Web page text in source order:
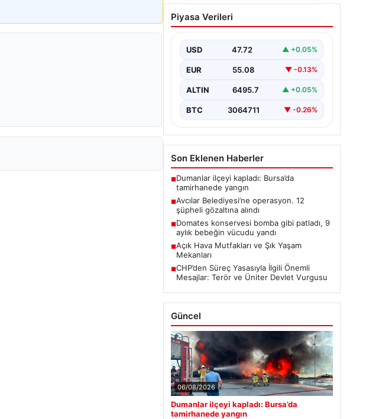
Avcılar Belediyesi’ne
operasyon. 12 şüpheli
Piyasa Verileri
USD 47.72 ▲ +0.05%
EUR 55.08 ▼ -0.13%
ALTIN 6495.7 ▲ +0.05%
BTC 3064711 ▼ -0.26%
Son Eklenen Haberler
■Dumanlar ilçeyi kapladı: Bursa’da
tamirhanede yangın
■Avcılar Belediyesi’ne operasyon. 12
şüpheli gözaltına alındı
■Domates konservesi bomba gibi patladı, 9
aylık bebeğin vücudu yandı
■Açık Hava Mutfakları ve Şık Yaşam
Mekanları
■CHP’den Süreç Yasasıyla İlgili Önemli
Mesajlar: Terör ve Üniter Devlet Vurgusu
Güncel
06/08/2026
Dumanlar ilçeyi kapladı: Bursa’da
tamirhanede yangın